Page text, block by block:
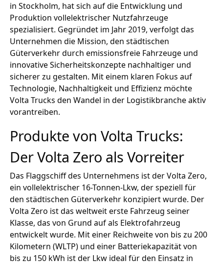
in Stockholm, hat sich auf die Entwicklung und
Produktion vollelektrischer Nutzfahrzeuge
spezialisiert. Gegründet im Jahr 2019, verfolgt das
Unternehmen die Mission, den städtischen
Güterverkehr durch emissionsfreie Fahrzeuge und
innovative Sicherheitskonzepte nachhaltiger und
sicherer zu gestalten. Mit einem klaren Fokus auf
Technologie, Nachhaltigkeit und Effizienz möchte
Volta Trucks den Wandel in der Logistikbranche aktiv
vorantreiben.
Produkte von Volta Trucks:
Der Volta Zero als Vorreiter
Das Flaggschiff des Unternehmens ist der Volta Zero,
ein vollelektrischer 16-Tonnen-Lkw, der speziell für
den städtischen Güterverkehr konzipiert wurde. Der
Volta Zero ist das weltweit erste Fahrzeug seiner
Klasse, das von Grund auf als Elektrofahrzeug
entwickelt wurde. Mit einer Reichweite von bis zu 200
Kilometern (WLTP) und einer Batteriekapazität von
bis zu 150 kWh ist der Lkw ideal für den Einsatz in